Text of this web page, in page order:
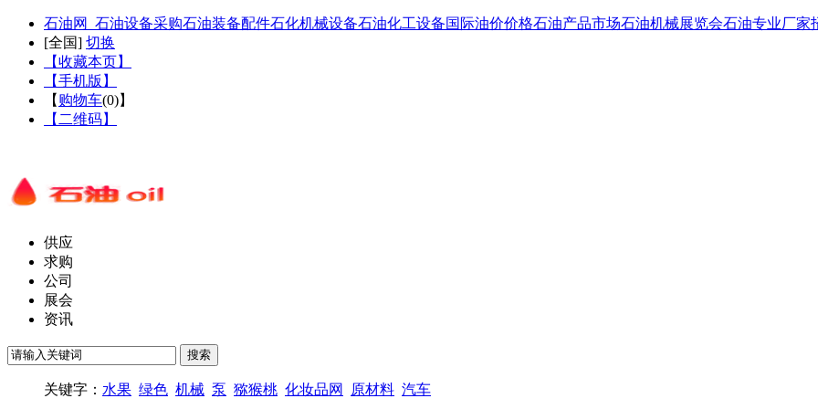
石油网_石油设备采购石油装备配件石化机械设备石油化工设备国际油价价格石油产品市场石油机械展览会石油专业厂家
[全国] 切换
【收藏本页】
【手机版】
【 购物车(0)】
【二维码】
供应
求购
公司
展会
资讯
关键字： 水果 绿色 机械 泵 猕猴桃 化妆品网 原材料 汽车